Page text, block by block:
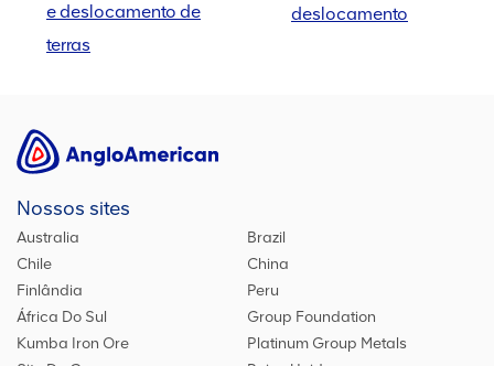
e deslocamento de
terras
deslocamento
Nossos sites
Australia
Brazil
Chile
China
Finlândia
Peru
África Do Sul
Group Foundation
Kumba Iron Ore
Platinum Group Metals